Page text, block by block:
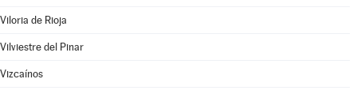
Viloria de Rioja
Vilviestre del Pinar
Vizcaínos